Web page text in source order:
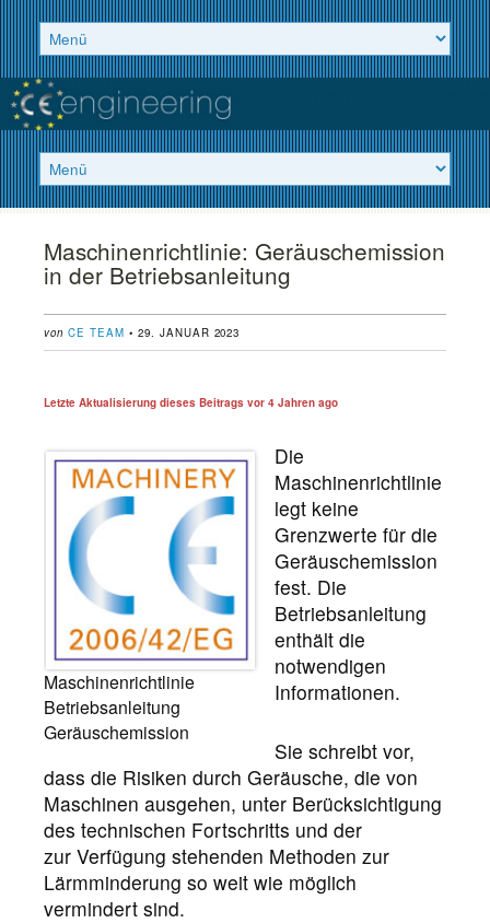
Maschinenrichtlinie: Geräuschemission
in der Betriebsanleitung
von CE TEAM • 29. JANUAR 2023
Letzte Aktualisierung dieses Beitrags vor 4 Jahren ago
Maschinenrichtlinie
Betriebsanleitung
Geräuschemission
Die
Maschinenrichtlinie
legt keine
Grenzwerte für die
Geräuschemission
fest. Die
Betriebsanleitung
enthält die
notwendigen
Informationen.
Sie schreibt vor,
dass die Risiken durch Geräusche, die von
Maschinen ausgehen, unter Berücksichtigung
des technischen Fortschritts und der
zur Verfügung stehenden Methoden zur
Lärmminderung so weit wie möglich
vermindert sind.